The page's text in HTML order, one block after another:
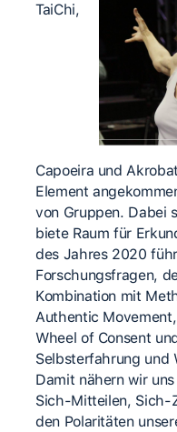
TaiChi,
Capoeira und
Element
von Gruppen. Dabei
biete Raum für
des Jahres 2020
Forschungsfragen,
Kombination mit
Authentic
Wheel of Consent
Selbsterfahrung und
Damit nähern wir
Sich-Mitteilen, Sich-
den Polaritäten